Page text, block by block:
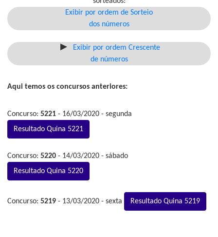
Exibir por ordem de Sorteio
dos números
Exibir por ordem Crescente
de números
Aqui temos os concursos anteriores:
Concurso: 5221 - 16/03/2020 - segunda
Resultado Quina 5221
Concurso: 5220 - 14/03/2020 - sábado
Resultado Quina 5220
Concurso: 5219 - 13/03/2020 - sexta Resultado Quina 5219